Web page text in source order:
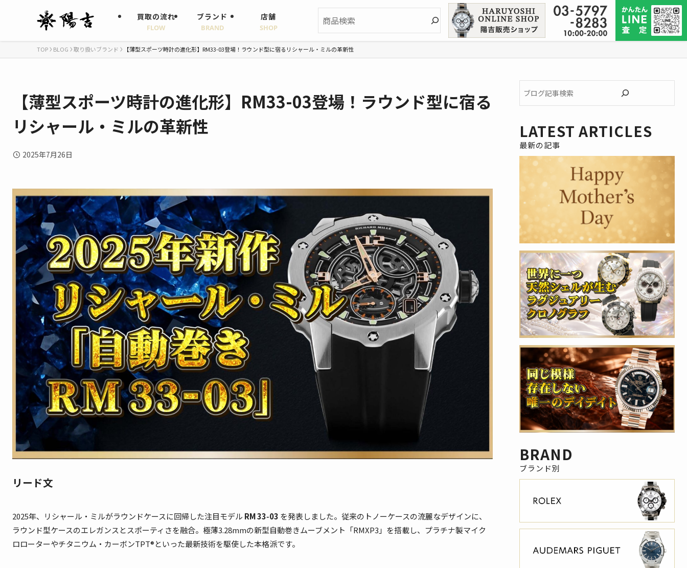
買取の流れ
FLOW
ブランド
BRAND
店舗
SHOP
検
索
TOP BLOG 取り扱いブランド 【薄型スポーツ時計の進化形】RM33-03登場！ラウンド型に宿るリシャール・ミルの革新性
【薄型スポーツ時計の進化形】RM33-03登場！ラウンド型に宿る
リシャール・ミルの革新性
2025年7月26日
リード文
2025年、リシャール・ミルがラウンドケースに回帰した注目モデル RM 33‑03 を発表しました。従来のトノーケースの流麗なデザインに、
ラウンド型ケースのエレガンスとスポーティさを融合。極薄3.28mmの新型自動巻きムーブメント「RMXP3」を搭載し、プラチナ製マイク
ロローターやチタニウム・カーボンTPT®といった最新技術を駆使した本格派です。
ロ
グ
検
LATEST ARTICLES
BRAND